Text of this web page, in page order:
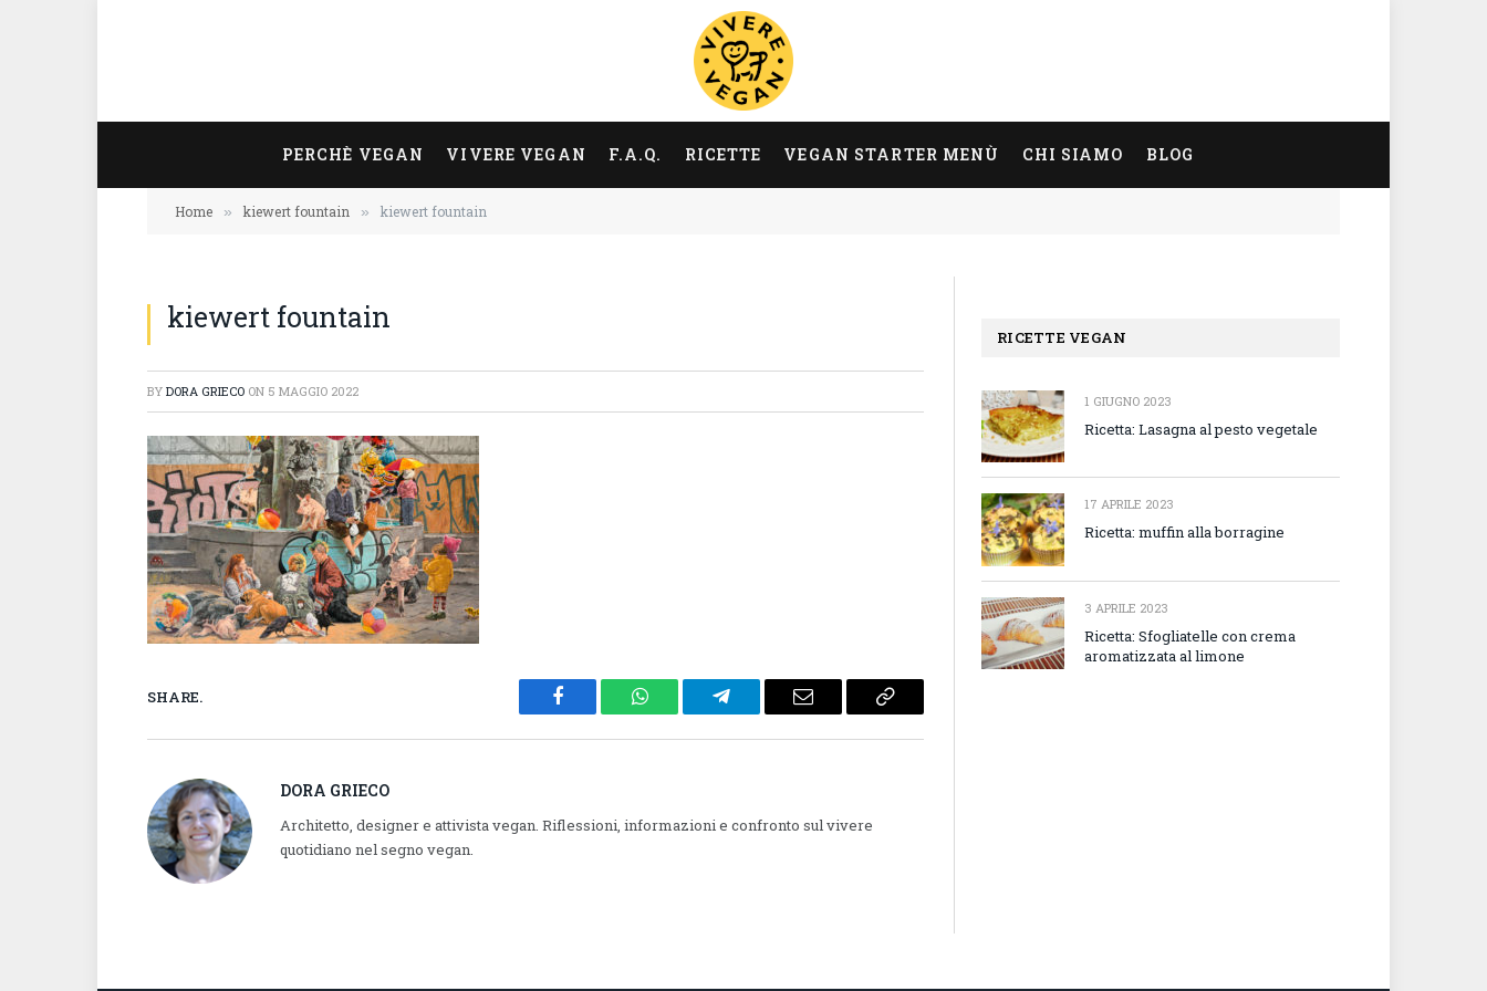
PERCHÈ VEGAN VIVERE VEGAN F.A.Q. RICETTE VEGAN STARTER MENÙ CHI SIAMO BLOG
Home » kiewert fountain » kiewert fountain
kiewert fountain
BY DORA GRIECO ON 5 MAGGIO 2022
SHARE.
Facebook WhatsAppTelegram Email
Copy
DORA GRIECO
Architetto, designer e attivista vegan. Riflessioni, informazioni e confronto sul vivere
quotidiano nel segno vegan.
RICETTE VEGAN
1 GIUGNO 2023
Ricetta: Lasagna al pesto vegetale
17 APRILE 2023
Ricetta: muffin alla borragine
3 APRILE 2023
Ricetta: Sfogliatelle con crema
aromatizzata al limone